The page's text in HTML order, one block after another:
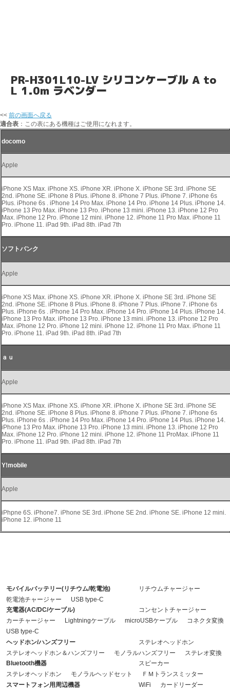
PR-H301L10-LV シリコンケーブル A to
L 1.0m ラベンダー
<< 前の画面へ戻る
適合表 ：この表にある機種はご使用になれます。
docomo
Apple
iPhone XS Max. iPhone XS. iPhone XR. iPhone X. iPhone SE 3rd. iPhone SE
2nd. iPhone SE. iPhone 8 Plus. iPhone 8. iPhone 7 Plus. iPhone 7. iPhone 6s
Plus. iPhone 6s . iPhone 14 Pro Max. iPhone 14 Pro. iPhone 14 Plus. iPhone 14.
iPhone 13 Pro Max. iPhone 13 Pro. iPhone 13 mini. iPhone 13. iPhone 12 Pro
Max. iPhone 12 Pro. iPhone 12 mini. iPhone 12. iPhone 11 Pro Max. iPhone 11
Pro. iPhone 11. iPad 9th. iPad 8th. iPad 7th
ソフトバンク
Apple
iPhone XS Max. iPhone XS. iPhone XR. iPhone X. iPhone SE 3rd. iPhone SE
2nd. iPhone SE. iPhone 8 Plus. iPhone 8. iPhone 7 Plus. iPhone 7. iPhone 6s
Plus. iPhone 6s . iPhone 14 Pro Max. iPhone 14 Pro. iPhone 14 Plus. iPhone 14.
iPhone 13 Pro Max. iPhone 13 Pro. iPhone 13 mini. iPhone 13. iPhone 12 Pro
Max. iPhone 12 Pro. iPhone 12 mini. iPhone 12. iPhone 11 Pro Max. iPhone 11
Pro. iPhone 11. iPad 9th. iPad 8th. iPad 7th
ａｕ
Apple
iPhone XS Max. iPhone XS. iPhone XR. iPhone X. iPhone SE 3rd. iPhone SE
2nd. iPhone SE. iPhone 8 Plus. iPhone 8. iPhone 7 Plus. iPhone 7. iPhone 6s
Plus. iPhone 6s . iPhone 14 Pro Max. iPhone 14 Pro. iPhone 14 Plus. iPhone 14.
iPhone 13 Pro Max. iPhone 13 Pro. iPhone 13 mini. iPhone 13. iPhone 12 Pro
Max. iPhone 12 Pro. iPhone 12 mini. iPhone 12. iPhone 11 ProMax. iPhone 11
Pro. iPhone 11. iPad 9th. iPad 8th. iPad 7th
Y!mobile
Apple
iPhpne 6S. iPhone7. iPhone SE 3rd. iPhone SE 2nd. iPhone SE. iPhone 12 mini.
iPhone 12. iPhone 11
モバイルバッテリー(リチウム/乾電池)
リチウムチャージャー
乾電池チャージャー
USB type-C
充電器(AC/DC/ケーブル)
コンセントチャージャー
カーチャージャー
Lightningケーブル microUSBケーブル
コネクタ変換
USB type-C
ヘッドホン/ハンズフリー
ステレオヘッドホン
ステレオヘッドホン＆ハンズフリー
モノラルハンズフリー
ステレオ変換
Bluetooth機器
スピーカー
ステレオヘッドホン
モノラルヘッドセット
ＦＭトランスミッター
スマートフォン用周辺機器
WiFi カードリーダー